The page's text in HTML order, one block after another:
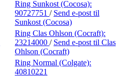
Ring Sunkost (Cocosa):
90727751 / Send e-post til
Sunkost (Cocosa)
Ring Clas Ohlson (Cocraft):
23214000 / Send e-post til Clas
Ohlson (Cocraft)
Ring Normal (Colgate):
40810221